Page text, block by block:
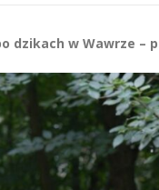
dzikach w Wawrze –